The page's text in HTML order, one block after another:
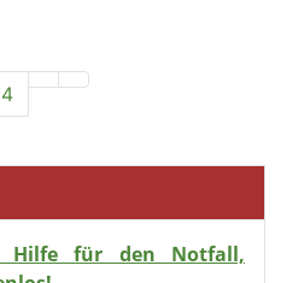
Hilfe für den Notfall,
Familie und Soziales